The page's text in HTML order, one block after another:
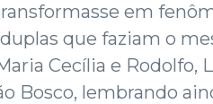
em
que faziam o
Cecília e Rodolfo,
Bosco, lembrando